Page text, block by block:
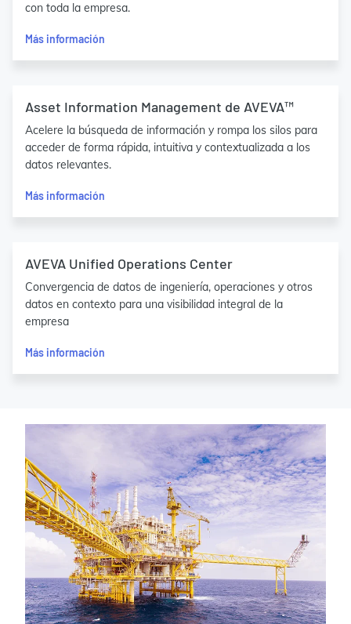
con toda la empresa.
Más información
Asset Information Management de AVEVA™
Acelere la búsqueda de información y rompa los silos para
acceder de forma rápida, intuitiva y contextualizada a los
datos relevantes.
Más información
AVEVA Unified Operations Center
Convergencia de datos de ingeniería, operaciones y otros
datos en contexto para una visibilidad integral de la
empresa
Más información